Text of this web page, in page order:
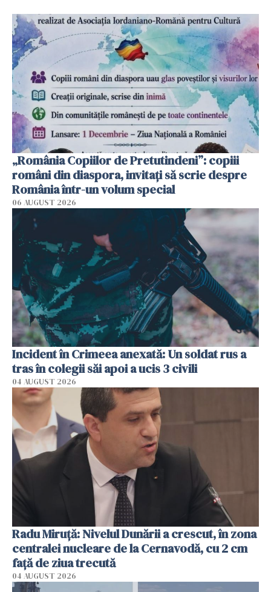
„România Copiilor de Pretutindeni”: copiii
români din diaspora, invitați să scrie despre
România într-un volum special
06 AUGUST 2026
Incident în Crimeea anexată: Un soldat rus a
tras în colegii săi apoi a ucis 3 civili
04 AUGUST 2026
Radu Miruţă: Nivelul Dunării a crescut, în zona
centralei nucleare de la Cernavodă, cu 2 cm
faţă de ziua trecută
04 AUGUST 2026